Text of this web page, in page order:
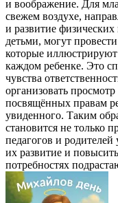
и воображение. Для
свежем воздухе,
и развитие
детьми, могут
которые
каждом ребенке. Это
чувства
организовать
посвящённых правам
увиденного. Таким
становится не только
педагогов и родителей
их развитие и
потребностях